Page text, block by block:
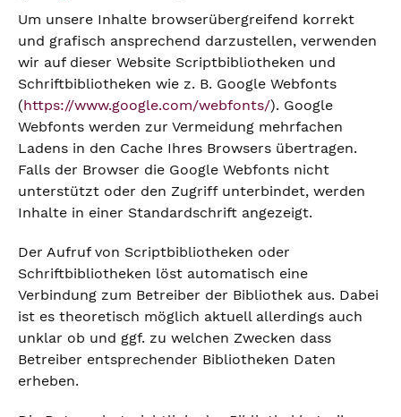
Um unsere Inhalte browserübergreifend korrekt
und grafisch ansprechend darzustellen, verwenden
wir auf dieser Website Scriptbibliotheken und
Schriftbibliotheken wie z. B. Google Webfonts
(https://www.google.com/webfonts/). Google
Webfonts werden zur Vermeidung mehrfachen
Ladens in den Cache Ihres Browsers übertragen.
Falls der Browser die Google Webfonts nicht
unterstützt oder den Zugriff unterbindet, werden
Inhalte in einer Standardschrift angezeigt.
Der Aufruf von Scriptbibliotheken oder
Schriftbibliotheken löst automatisch eine
Verbindung zum Betreiber der Bibliothek aus. Dabei
ist es theoretisch möglich aktuell allerdings auch
unklar ob und ggf. zu welchen Zwecken dass
Betreiber entsprechender Bibliotheken Daten
erheben.